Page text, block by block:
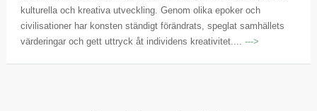
kulturella och kreativa utveckling. Genom olika epoker och
civilisationer har konsten ständigt förändrats, speglat samhällets
värderingar och gett uttryck åt individens kreativitet.... --->